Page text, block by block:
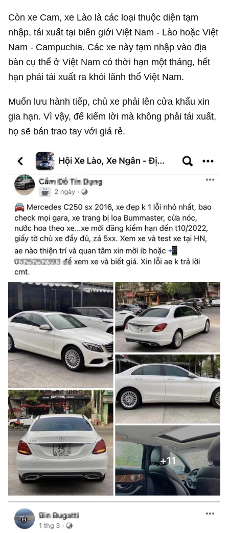
Còn xe Cam, xe Lào là các loại thuộc diện tạm
nhập, tái xuất tại biên giới Việt Nam - Lào hoặc Việt
Nam - Campuchia. Các xe này tạm nhập vào địa
bàn cụ thể ở Việt Nam có thời hạn một tháng, hết
hạn phải tái xuất ra khỏi lãnh thổ Việt Nam.
Muốn lưu hành tiếp, chủ xe phải lên cửa khẩu xin
gia hạn. Vì vậy, để kiểm lời mà không phải tái xuất,
họ sẽ bán trao tay với giá rẻ.